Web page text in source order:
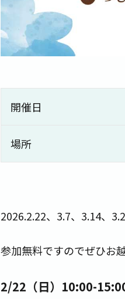
開催日
場所
2026.2.22、3.7、3.14、
参加無料ですのでぜひお
2/22（日）10:00-